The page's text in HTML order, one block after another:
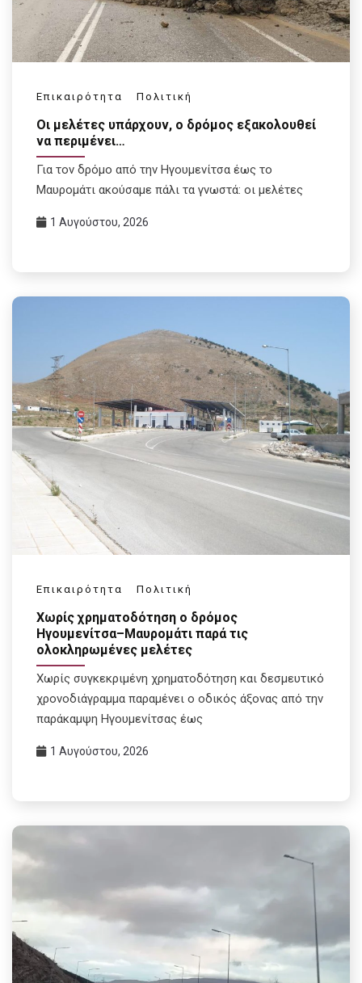
Επικαιρότητα Πολιτική
Οι μελέτες υπάρχουν, ο δρόμος εξακολουθεί
να περιμένει…
Για τον δρόμο από την Ηγουμενίτσα έως το
Μαυρομάτι ακούσαμε πάλι τα γνωστά: οι μελέτες
1 Αυγούστου, 2026
Επικαιρότητα Πολιτική
Χωρίς χρηματοδότηση ο δρόμος
Ηγουμενίτσα–Μαυρομάτι παρά τις
ολοκληρωμένες μελέτες
Χωρίς συγκεκριμένη χρηματοδότηση και δεσμευτικό
χρονοδιάγραμμα παραμένει ο οδικός άξονας από την
παράκαμψη Ηγουμενίτσας έως
1 Αυγούστου, 2026